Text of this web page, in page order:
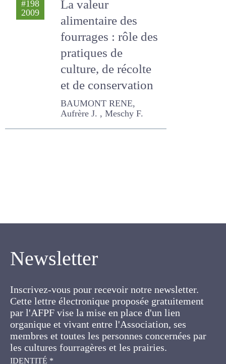
#198
La valeur
alimentaire des
fourrages : rôle des
pratiques de
culture, de récolte
et de conservation
BAUMONT RENE, Aufrère J. ,
Meschy F.
Newsletter
Cette lettre électronique proposée
gratuitement par l'AFPF vise la mise en place
d'un lien organique et vivant entre l'Association,
ses membres et toutes les personnes
concernées par les cultures fourragères et les
prairies.
IDENTITÉ*